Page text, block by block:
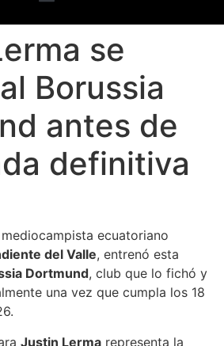
se
Borussia
antes de
definitiva
ecuatoriano
del Valle, entrenó esta
Dortmund, club que lo fichó y
una vez que cumpla los 18
Justin Lerma representa la